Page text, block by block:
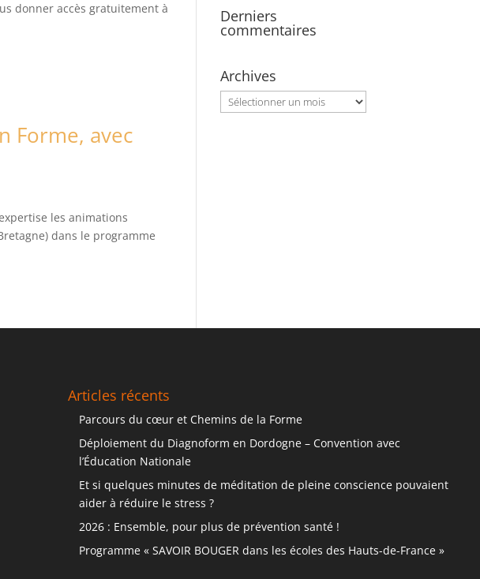
donner accès gratuitement à
Forme, avec
les animations
dans le programme
Derniers
commentaires
Archives
Archives
Articles récents
Parcours du cœur et Chemins de la Forme
Déploiement du Diagnoform en Dordogne – Convention avec
l’Éducation Nationale
Et si quelques minutes de méditation de pleine conscience pouvaient
aider à réduire le stress ?
2026 : Ensemble, pour plus de prévention santé !
Programme « SAVOIR BOUGER dans les écoles des Hauts-de-France »